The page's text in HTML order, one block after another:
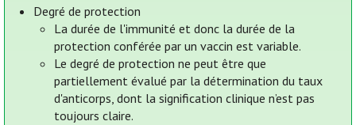
Degré de protection
La durée de l'immunité et donc la durée de la
protection conférée par un vaccin est variable.
Le degré de protection ne peut être que
partiellement évalué par la détermination du taux
d'anticorps, dont la signification clinique n’est pas
toujours claire.